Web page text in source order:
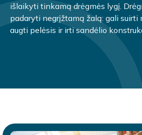
išlaikyti tinkamą drėgmės lygį.
padaryti negrįžtamą žalą: gali suirti
augti pelėsis ir irti sandėlio